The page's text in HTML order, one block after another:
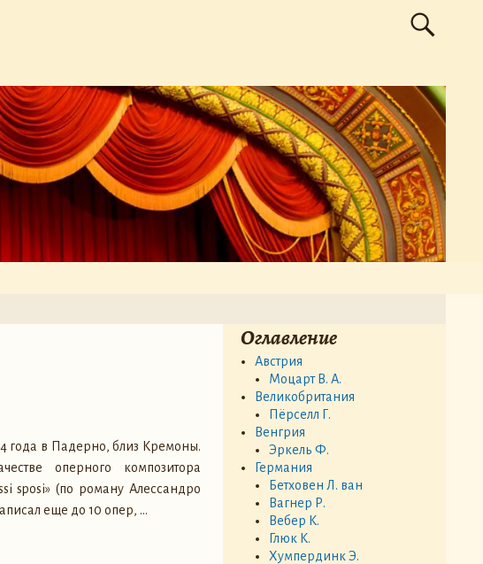
года в Падерно, близ Кремоны.
оперного композитора
sposi» (по роману Алессандро
еще до 10 опер, …
Оглавление
Австрия
Моцарт В. А.
Великобритания
Пёрселл Г.
Венгрия
Эркель Ф.
Германия
Бетховен Л. ван
Вагнер Р.
Вебер К.
Глюк К.
Хумпердинк Э.